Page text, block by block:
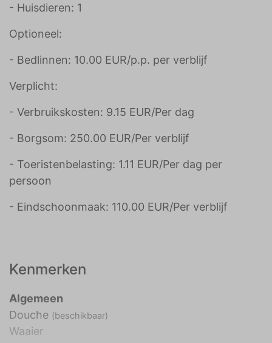
- Huisdieren: 1
Optioneel:
- Bedlinnen: 10.00 EUR/p.p. per verblijf
Verplicht:
- Verbruikskosten: 9.15 EUR/Per dag
- Borgsom: 250.00 EUR/Per verblijf
- Toeristenbelasting: 1.11 EUR/Per dag per
persoon
- Eindschoonmaak: 110.00 EUR/Per verblijf
Kenmerken
Algemeen
Douche (beschikbaar)
Waaier